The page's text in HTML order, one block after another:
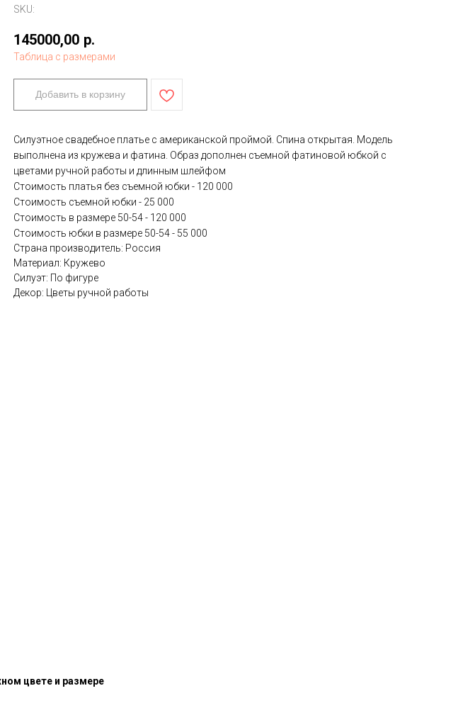
SKU:
145000,00 р.
Таблица с размерами
Добавить в корзину
Силуэтное свадебное платье с американской проймой. Спина открытая. Модель
выполнена из кружева и фатина. Образ дополнен съемной фатиновой юбкой с
цветами ручной работы и длинным шлейфом
Стоимость платья без съемной юбки - 120 000
Стоимость съемной юбки - 25 000
Стоимость в размере 50-54 - 120 000
Стоимость юбки в размере 50-54 - 55 000
Страна производитель: Россия
Материал: Кружево
Силуэт: По фигуре
Декор: Цветы ручной работы
цвете и размере